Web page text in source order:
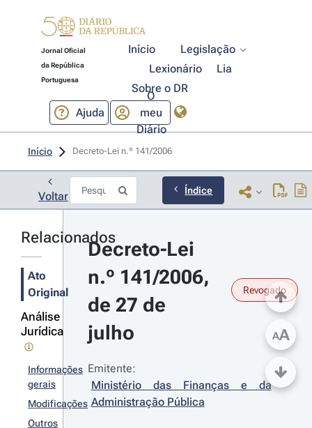
Jornal Oficial
da República
Portuguesa
Início
Legislação
Lexionário
Lia
Sobre o DR
Ajuda
O
meu
Diário
Início Decreto-Lei n.º 141/2006
Voltar Índice
Relacionados
Ato
Original
Análise
Jurídica
Informações
gerais
Modificações
Outros
Decreto-Lei
n.º 141/2006,
de 27 de
julho
Revogado
Emitente:
Ministério das Finanças e da
Administração Pública
AA